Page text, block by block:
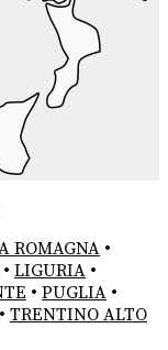
ROMAGNA •
• LIGURIA •
• PUGLIA •
• TRENTINO ALTO